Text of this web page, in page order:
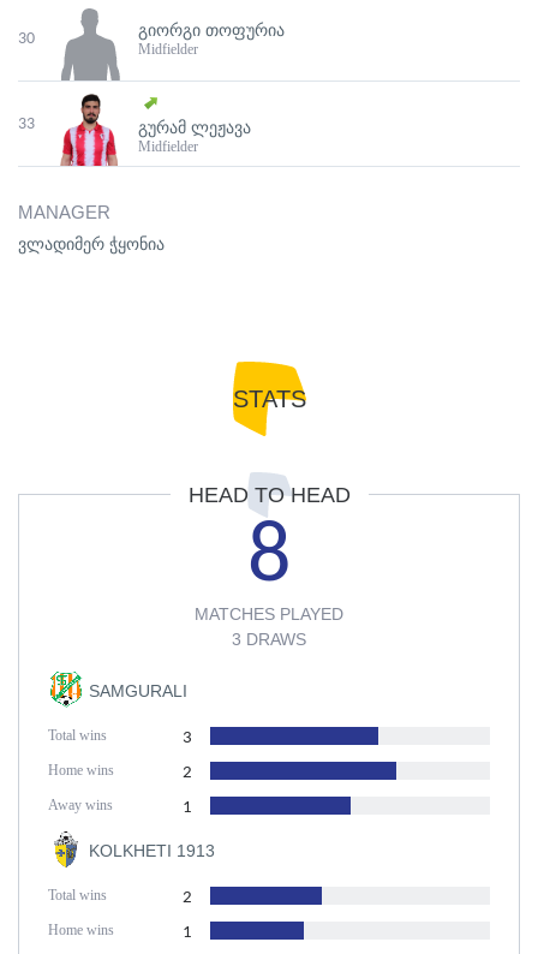
30 ᲒᲘᲝᲠᲒᲘ ᲗᲝᲤᲣᲠᲘᲐ
Midfielder
33 ᲒᲣᲠᲐᲛ ᲚᲔᲟᲐᲕᲐ
Midfielder
MANAGER
ვლადიმერ ჭყონია
STATS
HEAD TO HEAD
SAMGURALI
Total wins 3
Home wins 2
Away wins 1
KOLKHETI 1913
Total wins 2
Home wins 1
8
MATCHES PLAYED
3 DRAWS